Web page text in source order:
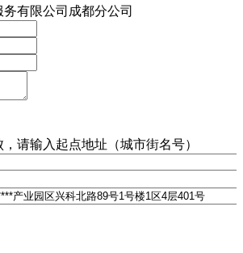
有限公司成都分公司